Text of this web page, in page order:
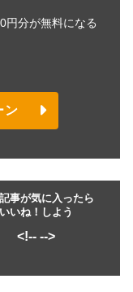
円分が無料になる
ン
事が気に入ったら
いいね！しよう
<!-- -->